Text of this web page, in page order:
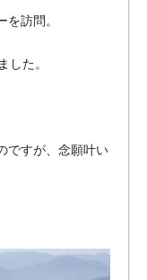
訪問。
した。
ですが、念願叶い